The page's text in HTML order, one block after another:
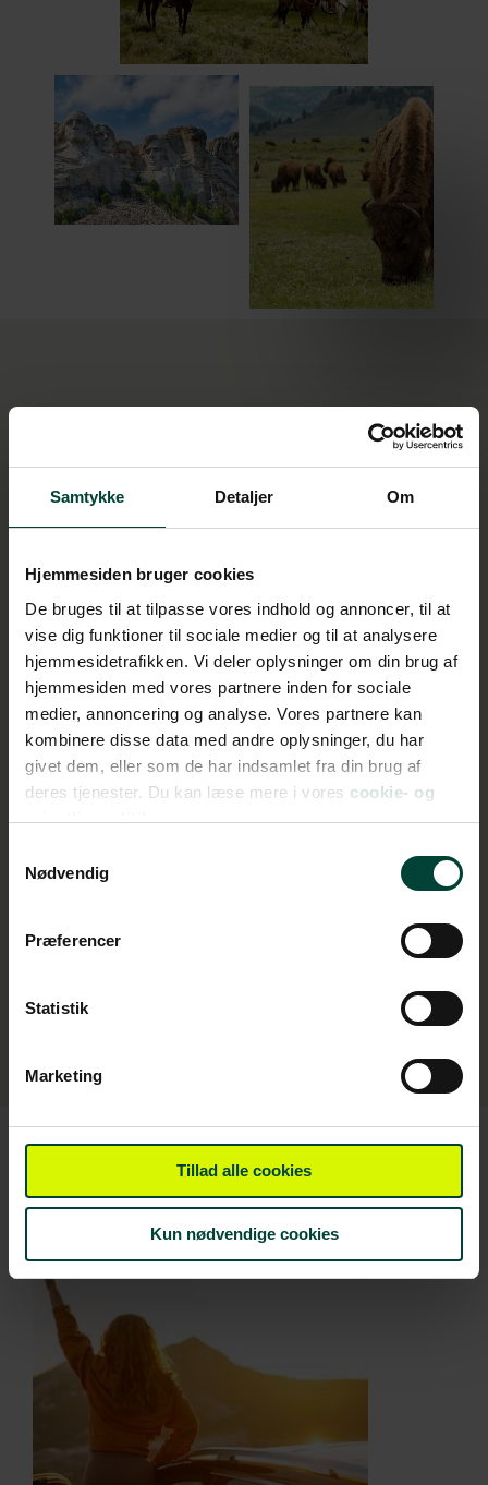
Samtykke Detaljer Om
Hjemmesiden bruger cookies
De bruges til at tilpasse vores indhold og annoncer, til at
vise dig funktioner til sociale medier og til at analysere
hjemmesidetrafikken. Vi deler oplysninger om din brug af
hjemmesiden med vores partnere inden for sociale
medier, annoncering og analyse. Vores partnere kan
kombinere disse data med andre oplysninger, du har
givet dem, eller som de har indsamlet fra din brug af
deres tjenester. Du kan læse mere i vores cookie- og
privatlivspolitik.
Nødvendig
Præferencer
Statistik
Marketing
Tillad alle cookies
Kun nødvendige cookies
Områder du skal opleve
Denver